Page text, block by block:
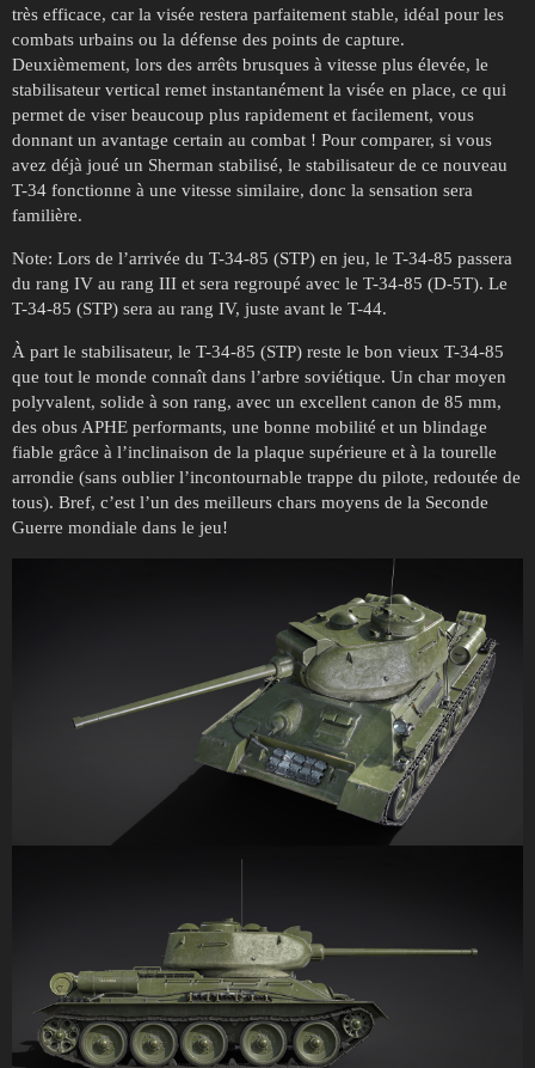
très efficace, car la visée restera parfaitement stable, idéal pour les
combats urbains ou la défense des points de capture.
Deuxièmement, lors des arrêts brusques à vitesse plus élevée, le
stabilisateur vertical remet instantanément la visée en place, ce qui
permet de viser beaucoup plus rapidement et facilement, vous
donnant un avantage certain au combat ! Pour comparer, si vous
avez déjà joué un Sherman stabilisé, le stabilisateur de ce nouveau
T-34 fonctionne à une vitesse similaire, donc la sensation sera
familière.
Note: Lors de l’arrivée du T-34-85 (STP) en jeu, le T-34-85 passera
du rang IV au rang III et sera regroupé avec le T-34-85 (D-5T). Le
T-34-85 (STP) sera au rang IV, juste avant le T-44.
À part le stabilisateur, le T-34-85 (STP) reste le bon vieux T-34-85
que tout le monde connaît dans l’arbre soviétique. Un char moyen
polyvalent, solide à son rang, avec un excellent canon de 85 mm,
des obus APHE performants, une bonne mobilité et un blindage
fiable grâce à l’inclinaison de la plaque supérieure et à la tourelle
arrondie (sans oublier l’incontournable trappe du pilote, redoutée de
tous). Bref, c’est l’un des meilleurs chars moyens de la Seconde
Guerre mondiale dans le jeu!